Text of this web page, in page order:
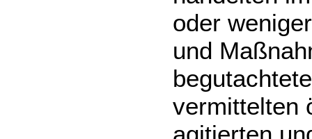
oder
und
vermittelten